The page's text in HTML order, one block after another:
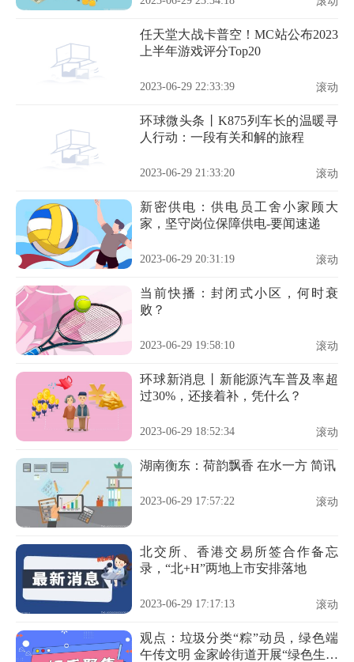
任天堂大战卡普空！MC站公布2023
上半年游戏评分Top20
2023-06-29 22:33:39 滚动
环球微头条丨K875列车长的温暖寻
人行动：一段有关和解的旅程
2023-06-29 21:33:20 滚动
新密供电：供电员工舍小家顾大
家，坚守岗位保障供电-要闻速递
2023-06-29 20:31:19 滚动
当前快播：封闭式小区，何时衰
败？
2023-06-29 19:58:10 滚动
环球新消息丨新能源汽车普及率超
过30%，还接着补，凭什么？
2023-06-29 18:52:34 滚动
湖南衡东：荷韵飘香 在水一方 简讯
2023-06-29 17:57:22 滚动
北交所、香港交易所签合作备忘
录，“北+H”两地上市安排落地
2023-06-29 17:17:13 滚动
观点：垃圾分类“粽”动员，绿色端
午传文明 金家岭街道开展“绿色生活